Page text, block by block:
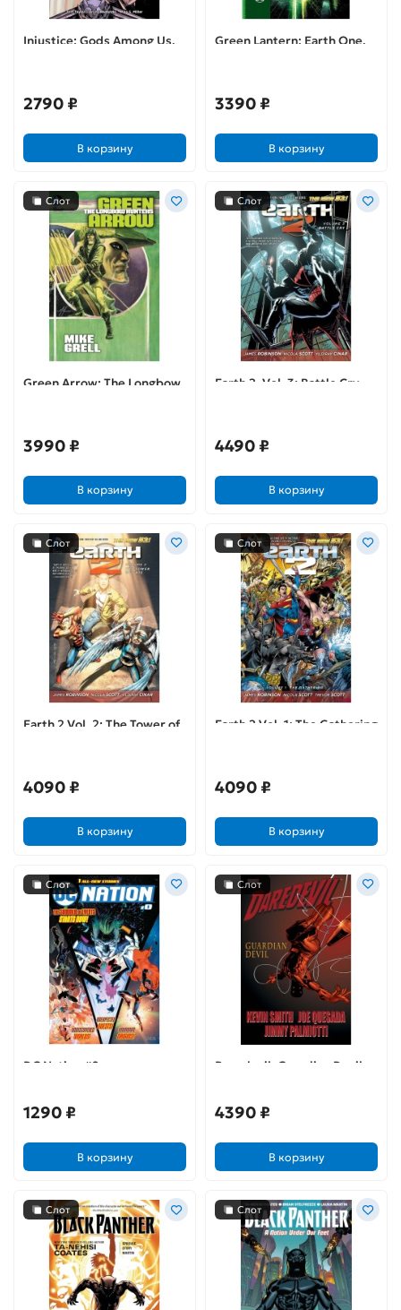
Injustice: Gods Among Us.
2790 ₽
В корзину
Green Lantern: Earth One.
3390 ₽
В корзину
Слот
Green Arrow: The Longbow
3990 ₽
В корзину
Слот
Earth 2. Vol. 3: Battle Cry
4490 ₽
В корзину
Слот
Earth 2 Vol. 2: The Tower of
4090 ₽
В корзину
Слот
Earth 2 Vol. 1: The Gathering
4090 ₽
В корзину
Слот
DC Nation #0
1290 ₽
В корзину
Слот
Daredevil: Guardian Devil
4390 ₽
В корзину
Слот Слот